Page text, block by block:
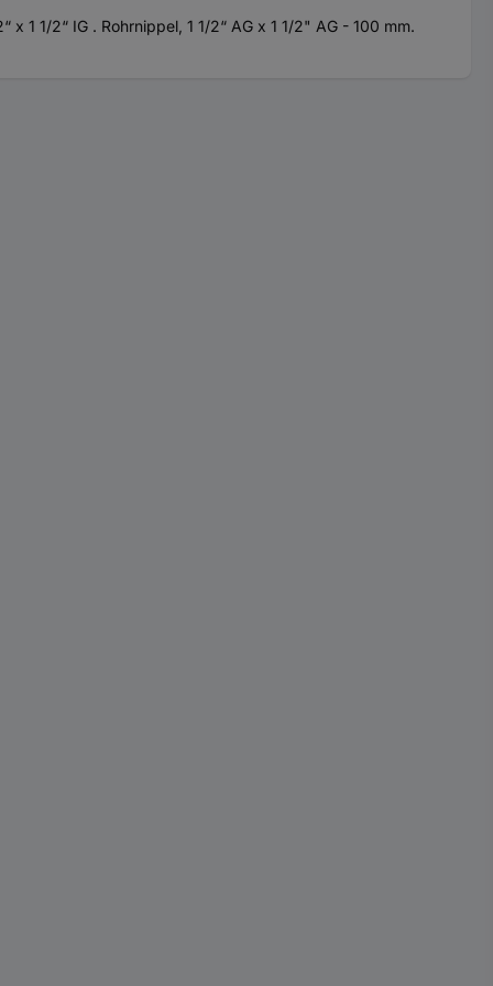
1 1/2“ IG . Rohrnippel, 1 1/2“ AG x 1 1/2" AG - 100 mm.